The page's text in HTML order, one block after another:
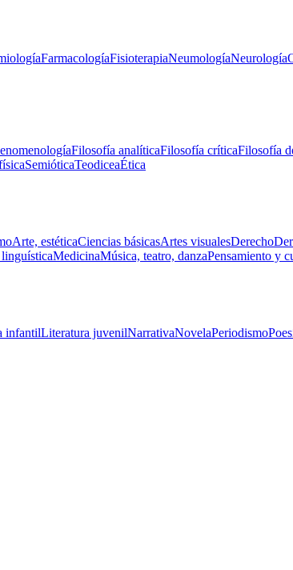
FarmacologíaFisioterapiaNeumologíaNeurología
Filosofía analíticaFilosofía críticaFilosofía
SemióticaTeodiceaÉtica
Arte, estéticaCiencias básicasArtes visualesDerecho
MedicinaMúsica, teatro, danzaPensamiento y
infantilLiteratura juvenilNarrativaNovelaPeriodismo